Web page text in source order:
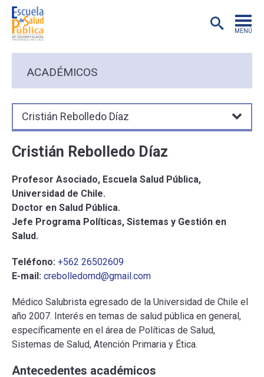
MENÚ
EXTENSIÓN
PUBLICACIONES
ACADÉMICOS
BIBLIOTECA
ACADÉMICOS
Cristián Rebolledo Díaz
Cristián Rebolledo Díaz
Profesor Asociado, Escuela Salud Pública,
Universidad de Chile.
Doctor en Salud Pública.
Jefe Programa Políticas, Sistemas y Gestión en
Salud.
Teléfono: +562 26502609
E-mail: crebolledomd@gmail.com
Médico Salubrista egresado de la Universidad de Chile el
año 2007. Interés en temas de salud pública en general,
específicamente en el área de Políticas de Salud,
Sistemas de Salud, Atención Primaria y Ética.
Antecedentes académicos